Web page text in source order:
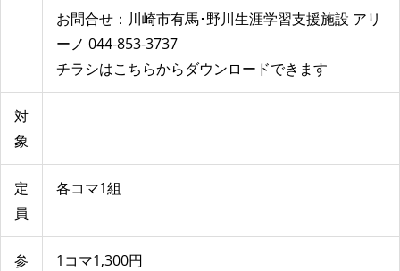
お問合せ：川崎市有馬･野川生涯学習支援施設 アリ
ーノ 044-853-3737
チラシはこちらからダウンロードできます
対
象
定
員
各コマ1組
参
1コマ1,300円